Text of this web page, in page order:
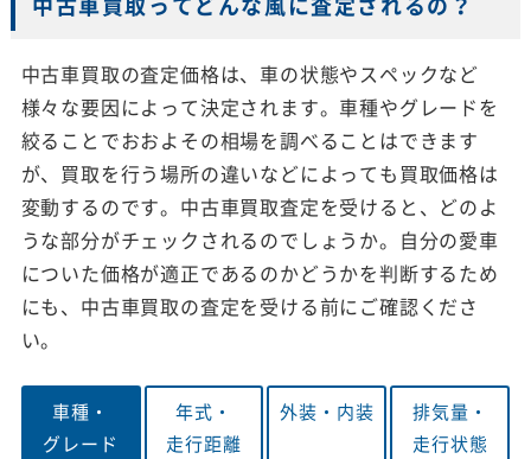
中古車買取の査定価格は、車の状態やスペックなど
様々な要因によって決定されます。車種やグレードを
絞ることでおおよその相場を調べることはできます
が、買取を行う場所の違いなどによっても買取価格は
変動するのです。中古車買取査定を受けると、どのよ
うな部分がチェックされるのでしょうか。自分の愛車
についた価格が適正であるのかどうかを判断するため
にも、中古車買取の査定を受ける前にご確認くださ
い。
車種・
グレード
年式・
走行距離
外装・ 内装
排気量・
走行状態